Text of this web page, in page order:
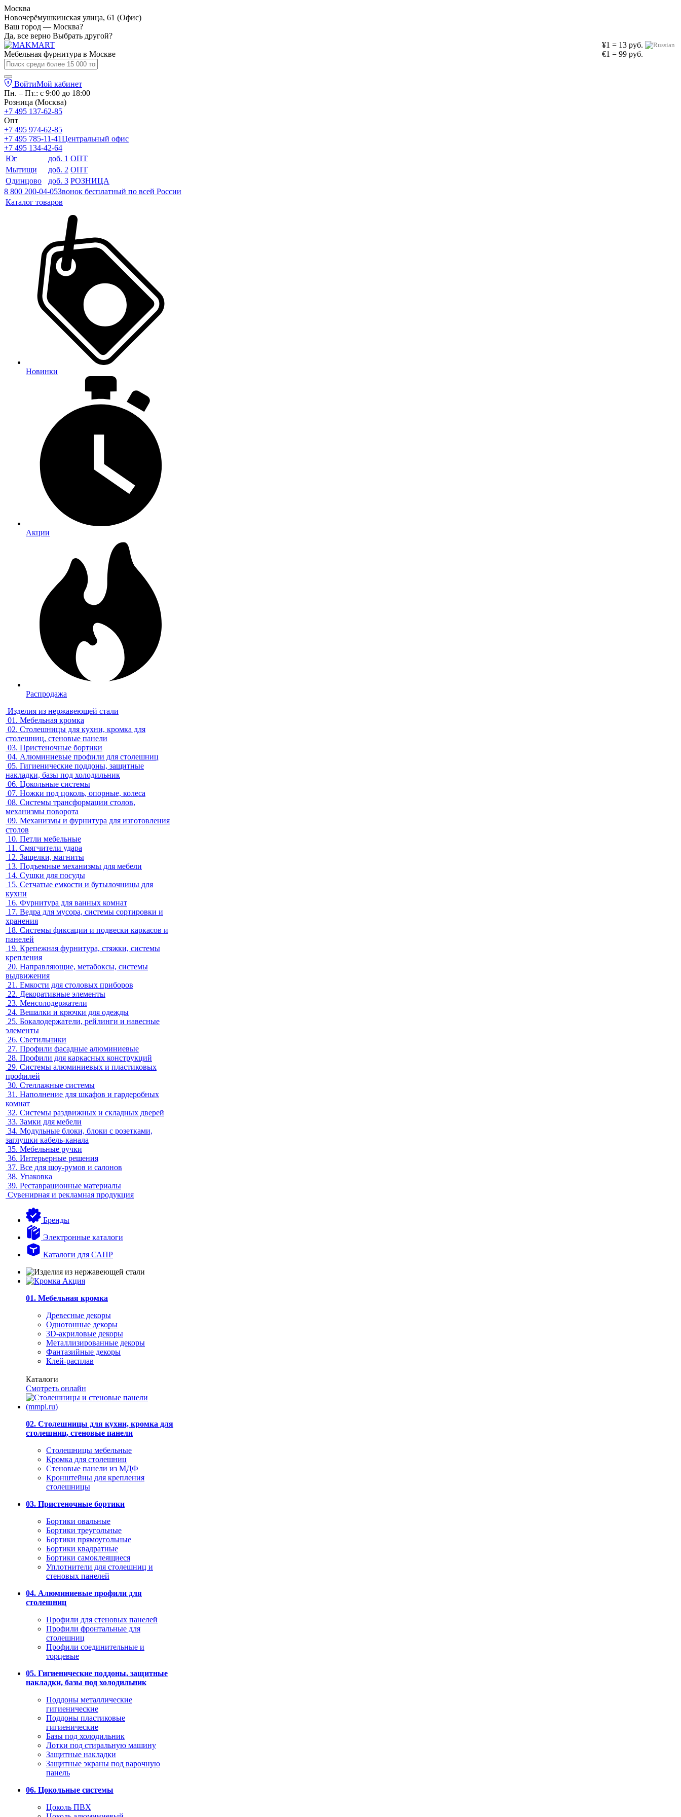
Москва
Новочерёмушкинская улица, 61 (Офис)
Ваш город — Москва?
Да, все верно Выбрать другой?
¥1 = 13 руб.
€1 = 99 руб.
Мебельная фурнитура в Москве
ВойтиМой кабинет
Пн. – Пт.: с 9:00 до 18:00
Розница (Москва)
+7 495 137-62-85
Опт
+7 495 974-62-85
+7 495 785-11-41Центральный офис
+7 495 134-42-64
Юг
доб. 1 ОПТ
Мытищи
доб. 2 ОПТ
Одинцово
доб. 3 РОЗНИЦА
8 800 200-04-05Звонок бесплатный по всей России
Каталог товаров
Новинки
Акции
Распродажа
Изделия из нержавеющей стали
01. Мебельная кромка
02. Столешницы для кухни, кромка для
столешниц, стеновые панели
03. Пристеночные бортики
04. Алюминиевые профили для столешниц
05. Гигиенические поддоны, защитные
накладки, базы под холодильник
06. Цокольные системы
07. Ножки под цоколь, опорные, колеса
08. Системы трансформации столов,
механизмы поворота
09. Механизмы и фурнитура для изготовления
столов
10. Петли мебельные
11. Смягчители удара
12. Защелки, магниты
13. Подъемные механизмы для мебели
14. Сушки для посуды
15. Сетчатые емкости и бутылочницы для
кухни
16. Фурнитура для ванных комнат
17. Ведра для мусора, системы сортировки и
хранения
18. Системы фиксации и подвески каркасов и
панелей
19. Крепежная фурнитура, стяжки, системы
крепления
20. Направляющие, метабоксы, системы
выдвижения
21. Емкости для столовых приборов
22. Декоративные элементы
23. Менсолодержатели
24. Вешалки и крючки для одежды
25. Бокалодержатели, рейлинги и навесные
элементы
26. Светильники
27. Профили фасадные алюминиевые
28. Профили для каркасных конструкций
29. Системы алюминиевых и пластиковых
профилей
30. Стеллажные системы
31. Наполнение для шкафов и гардеробных
комнат
32. Системы раздвижных и складных дверей
33. Замки для мебели
34. Модульные блоки, блоки с розетками,
заглушки кабель-канала
35. Мебельные ручки
36. Интерьерные решения
37. Все для шоу-румов и салонов
38. Упаковка
39. Реставрационные материалы
Сувенирная и рекламная продукция
Бренды
Электронные каталоги
Каталоги для САПР
01. Мебельная кромка
Древесные декоры
Однотонные декоры
3D-акриловые декоры
Металлизированные декоры
Фантазийные декоры
Клей-расплав
Каталоги
Смотреть онлайн
02. Столешницы для кухни, кромка для
столешниц, стеновые панели
Столешницы мебельные
Кромка для столешниц
Стеновые панели из МДФ
Кронштейны для крепления
столешницы
03. Пристеночные бортики
Бортики овальные
Бортики треугольные
Бортики прямоугольные
Бортики квадратные
Бортики самоклеящиеся
Уплотнители для столешниц и
стеновых панелей
04. Алюминиевые профили для
столешниц
Профили для стеновых панелей
Профили фронтальные для
столешниц
Профили соединительные и
торцевые
05. Гигиенические поддоны, защитные
накладки, базы под холодильник
Поддоны металлические
гигиенические
Поддоны пластиковые
гигиенические
Базы под холодильник
Лотки под стиральную машину
Защитные накладки
Защитные экраны под варочную
панель
06. Цокольные системы
Цоколь ПВХ